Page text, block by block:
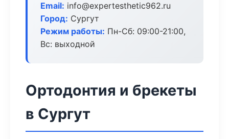
Email: info@expertesthetic962.ru
Город: Сургут
Режим работы: Пн-Сб: 09:00-21:00,
Вс: выходной
Ортодонтия и брекеты
в Сургут